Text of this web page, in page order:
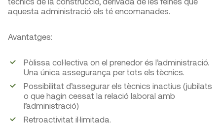
aquesta administració els té encomanades.
Avantatges:
Pòlissa col·lectiva on el prenedor és l’administració.
Una única assegurança per tots els tècnics.
Possibilitat d’assegurar els tècnics inactius (jubilats
o que hagin cessat la relació laboral amb
l’administració)
Retroactivitat il·limitada.